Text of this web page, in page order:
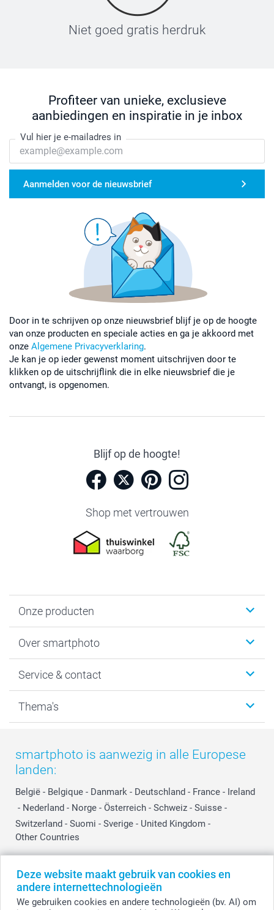
Deze website maakt gebruik van cookies en
andere internettechnologieën
We gebruiken cookies en andere technologieën (bv. AI) om
Niet goed gratis herdruk
Profiteer van unieke, exclusieve
aanbiedingen en inspiratie in je inbox
Vul hier je e-mailadres in
Aanmelden voor de nieuwsbrief
Door in te schrijven op onze nieuwsbrief blijf je op de hoogte
van onze producten en speciale acties en ga je akkoord met
onze Algemene Privacyverklaring.
Je kan je op ieder gewenst moment uitschrijven door te
klikken op de uitschrijflink die in elke nieuwsbrief die je
ontvangt, is opgenomen.
Blijf op de hoogte!
Shop met vertrouwen
Onze producten
Fotoboeken
Fotocadeaus
Kaarten
Over smartphoto
Vacatures
Bestelproces
Privacy
Cookiebeleid
Reviews
Prijslijst
Investor Relations
Service & contact
Tevredenheidsgarantie
smartbonus
smartfriends
service@smartphoto.nl
Affiliate partnerprogramma
Partnerships
Influencer partnerprogramma
Thema's
Moederdag
Vaderdag
Huwelijk
smartphoto is aanwezig in alle Europese
landen:
België - Belgique - Danmark - Deutschland - France - Ireland
- Nederland - Norge - Österreich - Schweiz - Suisse -
Switzerland - Suomi - Sverige - United Kingdom -
Other Countries
Alle prijzen zijn in EURO (€) inclusief BTW en exclusief verzendkosten.